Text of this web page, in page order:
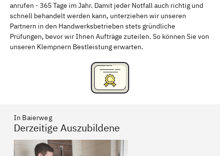
Freising Rudelsdorf, Mittelfranken
anrufen - 365 Tage im Jahr. Damit jeder Notfall auch richtig und
schnell behandelt werden kann, unterziehen wir unseren
Partnern in den Handwerksbetrieben stets gründliche
Prüfungen, bevor wir Ihnen Aufträge zuteilen. So können Sie von
unseren Klempnern Bestleistung erwarten.
In Baierweg
Derzeitige Auszubildene